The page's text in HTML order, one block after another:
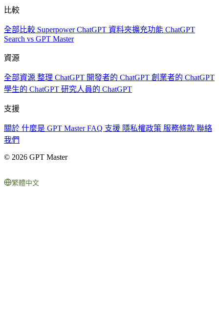
比較
全部比較 Superpower ChatGPT 資料夾擴充功能 ChatGPT
Search vs GPT Master
資源
全部資源 整理 ChatGPT 開發者的 ChatGPT 創業者的 ChatGPT
學生的 ChatGPT 研究人員的 ChatGPT
支援
關於 什麼是 GPT MasterFAQ 支援 隱私權政策 服務條款 聯絡
我們
© 2026 GPT Master
繁體中文